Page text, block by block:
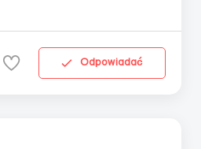
с опытом и Без опыта
по Умова зли...Odpowiadać